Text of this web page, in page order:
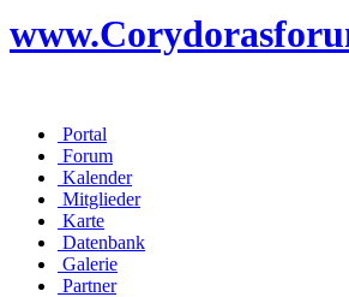
Portal
Forum
Kalender
Mitglieder
Karte
Datenbank
Galerie
Partner